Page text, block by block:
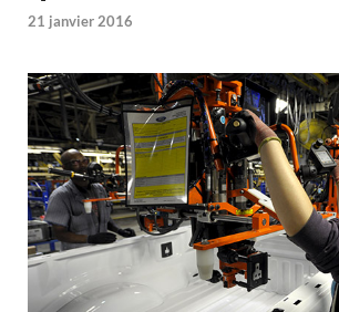
21 janvier 2016